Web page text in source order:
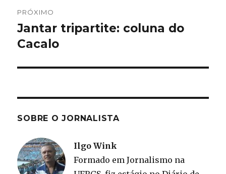
PRÓXIMO
Próximo
post:
Jantar tripartite: coluna do
Cacalo
SOBRE O JORNALISTA
Ilgo Wink
Formado em Jornalismo na